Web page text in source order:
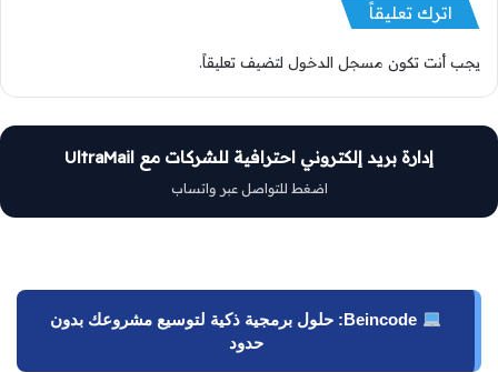
اترك تعليقاً
يجب أنت تكون مسجل الدخول لتضيف تعليقاً.
إدارة بريد إلكتروني احترافية للشركات مع UltraMail
اضغط للتواصل عبر واتساب
Beincode: حلول برمجية ذكية لتوسيع مشروعك بدون
حدود